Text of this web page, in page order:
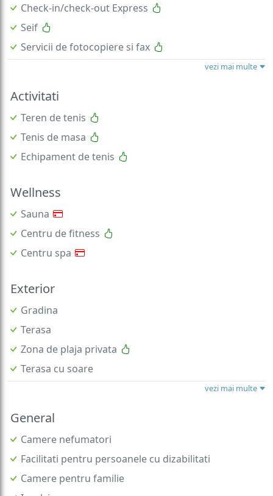
Check-in/check-out Express
Seif
Servicii de fotocopiere si fax
vezi mai multe
Activitati
Teren de tenis
Tenis de masa
Echipament de tenis
Wellness
Sauna
Centru de fitness
Centru spa
Exterior
Gradina
Terasa
Zona de plaja privata
Terasa cu soare
vezi mai multe
General
Camere nefumatori
Facilitati pentru persoanele cu dizabilitati
Camere pentru familie